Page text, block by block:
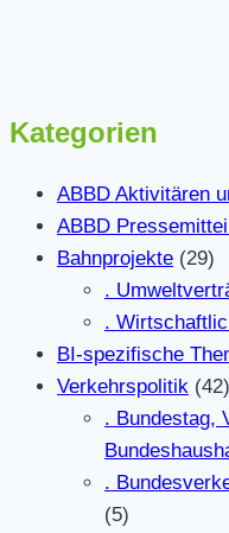
Kategorien
ABBD Aktivitären
ABBD
Bahnprojekte (29)
.
.
BI-spezifische
Verkehrspolitik (42)
. Bundestag,
.
(5)